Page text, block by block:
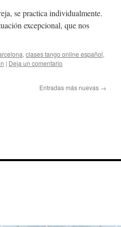
se practica individualmente.
excepcional, que nos
, clases tango online español,
| Deja un comentario
Entradas más nuevas →